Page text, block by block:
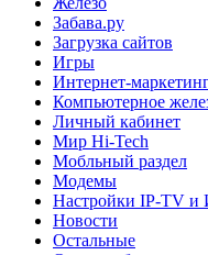
Забава.ру
Загрузка сайтов
Игры
Интернет-
Компьютерное
Личный кабинет
Мир Hi-Tech
Мобльный раздел
Модемы
Настройки IP-TV и
Новости
Остальные